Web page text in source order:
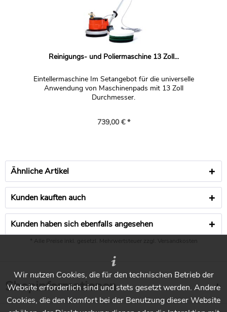
Reinigungs- und Poliermaschine 13 Zoll...
Eintellermaschine Im Setangebot für die universelle
Anwendung von Maschinenpads mit 13 Zoll
Durchmesser.
739,00 € *
Ähnliche Artikel
Kunden kauften auch
Kunden haben sich ebenfalls angesehen
* Alle Preise inkl. gesetzl. Mehrwertsteuer zzgl. Versandkosten
Shopinformationen
Wir nutzen Cookies, die für den technischen Betrieb der
Website erforderlich sind und stets gesetzt werden. Andere
Cookies, die den Komfort bei der Benutzung dieser Website